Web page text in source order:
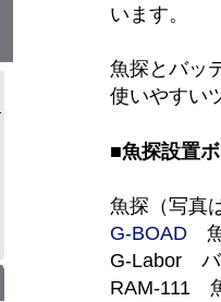
います。
魚探とバッ
使いやすい
■魚探設置
魚探（写
G-BOAD
G-Labor バ
RAM-111